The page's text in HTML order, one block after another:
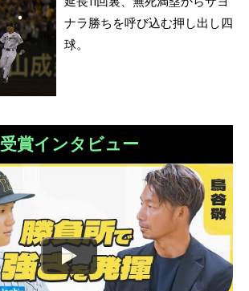
ナラ勝ちを呼び込む押し出し四
球。
受賞インタビュー